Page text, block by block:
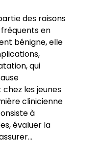
des raisons
en
bénigne, elle
qui
les jeunes
clinicienne
à
évaluer la